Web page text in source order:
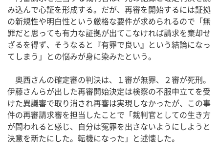
み込んで心証を形成する。だが、再審を開始するには証拠
の新規性や明白性という厳格な要件が求められるので「無
罪だと思っても有力な証拠が出てこなければ請求を棄却せ
ざるを得ず、そうなると『有罪で良い』という結論になっ
てしまう」との悩みが身に染みたという。
奥西さんの確定審の判決は、１審が無罪、２審が死刑。
伊藤さんらが出した再審開始決定は検察の不服申立てを受
けた異議審で取り消され再審は実現しなかったが、この事
件の再審請求審を担当したことで「裁判官としての生き方
が問われると感じ、自分は冤罪を出さないようにしようと
決意を新たにした。転機になった」と述懐した。